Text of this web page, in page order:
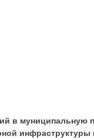
в муниципальную